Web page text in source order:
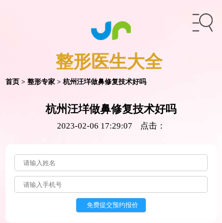
整形医生大全
首页 >整形专家 > 杭州汪垟做鼻修复技术好吗
杭州汪垟做鼻修复技术好吗
2023-02-06 17:29:07 点击：